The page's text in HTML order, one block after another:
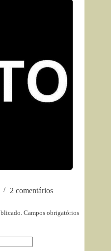
2 comentários
Campos obrigatórios